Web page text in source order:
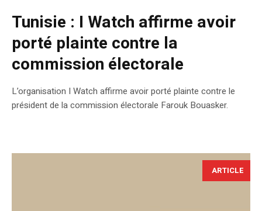
Tunisie : I Watch affirme avoir
porté plainte contre la
commission électorale
L’organisation I Watch affirme avoir porté plainte contre le
président de la commission électorale Farouk Bouasker.
ARTICLE